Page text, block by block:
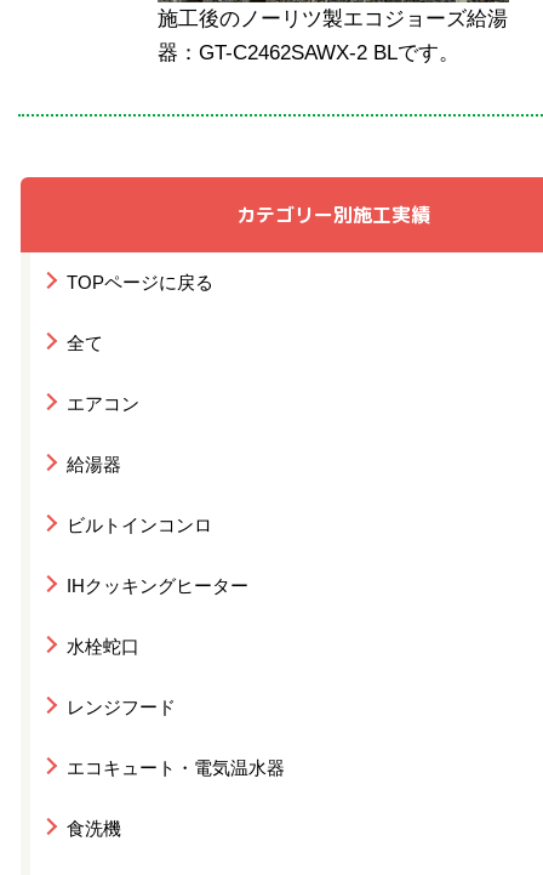
カテゴリー別施工実績
TOPページに戻る
全て
エアコン
給湯器
ビルトインコンロ
IHクッキングヒーター
水栓蛇口
レンジフード
エコキュート・電気温水器
食洗機
施工後のノーリツ製エコジョーズ給湯
器：GT-C2462SAWX-2 BLです。